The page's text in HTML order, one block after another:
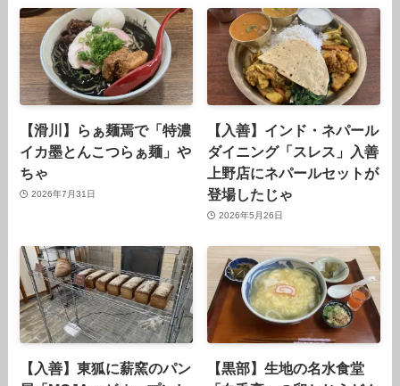
【滑川】らぁ麺焉で「特濃
イカ墨とんこつらぁ麺」や
ちゃ
2026年7月31日
【入善】インド・ネパール
ダイニング「スレス」入善
上野店にネパールセットが
登場したじゃ
2026年5月26日
【入善】東狐に薪窯のパン
【黒部】生地の名水食堂